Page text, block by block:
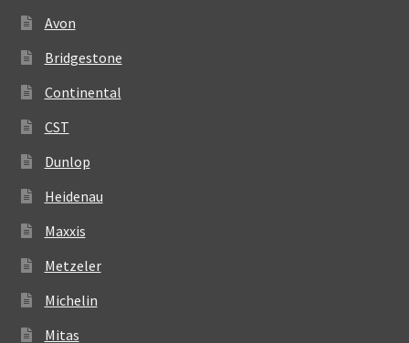
Avon
Bridgestone
Continental
CST
Dunlop
Heidenau
Maxxis
Metzeler
Michelin
Mitas